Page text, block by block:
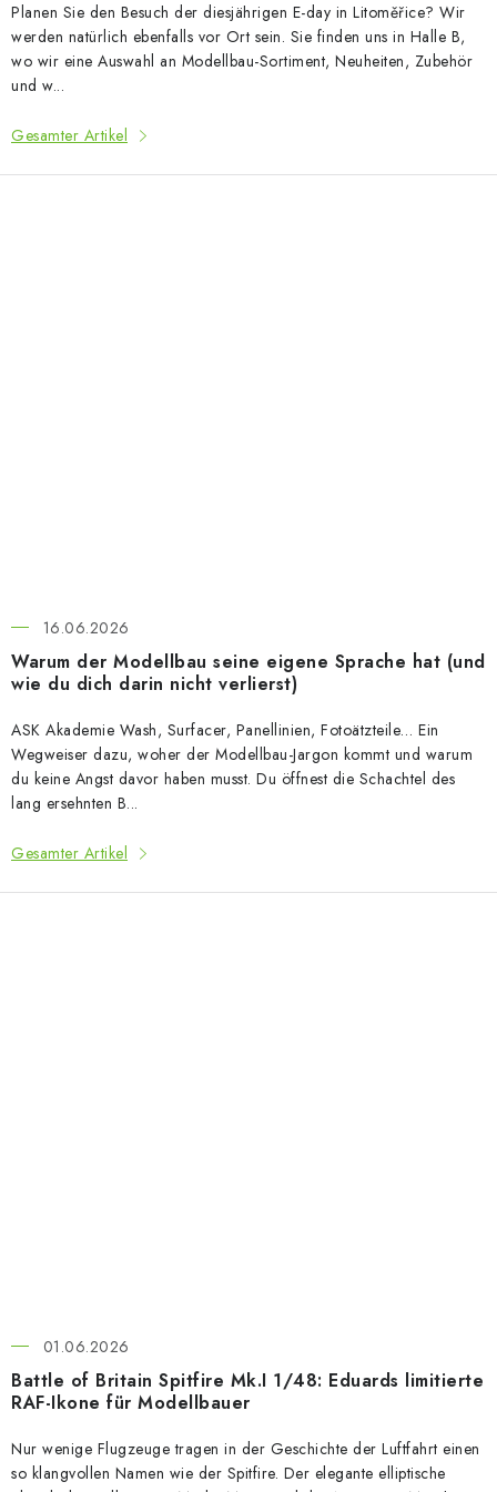
Planen Sie den Besuch der diesjährigen E-day in Litoměřice? Wir
werden natürlich ebenfalls vor Ort sein. Sie finden uns in Halle B,
wo wir eine Auswahl an Modellbau-Sortiment, Neuheiten, Zubehör
und w...
Gesamter Artikel
Warum der Modellbau seine eigene Sprache hat (und
wie du dich darin nicht verlierst)
16.06.2026
ASK Akademie Wash, Surfacer, Panellinien, Fotoätzteile… Ein
Wegweiser dazu, woher der Modellbau-Jargon kommt und warum
du keine Angst davor haben musst. Du öffnest die Schachtel des
lang ersehnten B...
Gesamter Artikel
Battle of Britain Spitfire Mk.I 1/48: Eduards limitierte
RAF-Ikone für Modellbauer
01.06.2026
Nur wenige Flugzeuge tragen in der Geschichte der Luftfahrt einen
so klangvollen Namen wie der Spitfire. Der elegante elliptische